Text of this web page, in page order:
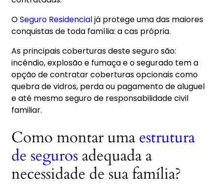
OSeguro Residencialjá protege uma das maiores
conquistas de toda família: a cas própria.
As principais coberturas deste seguro são:
incêndio, explosão e fumaça e o segurado tem a
opção de contratar coberturas opcionais como
quebra de vidros, perda ou pagamento de aluguel
e até mesmo seguro de responsabilidade civil
familiar.
Como montar uma estrutura
de seguros adequada a
necessidade de sua família?